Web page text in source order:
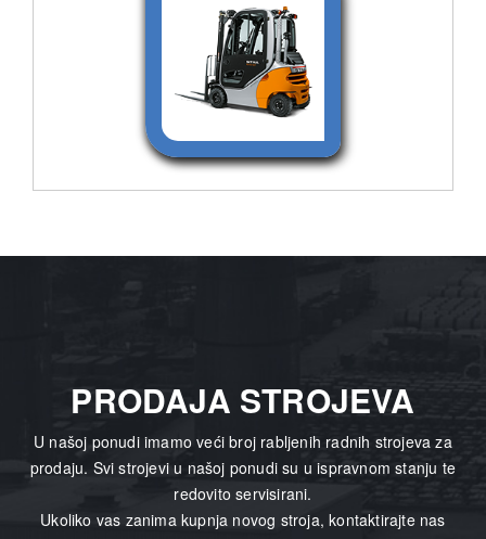
PRODAJA STROJEVA
U našoj ponudi imamo veći broj rabljenih radnih strojeva za
prodaju. Svi strojevi u našoj ponudi su u ispravnom stanju te
redovito servisirani.
Ukoliko vas zanima kupnja novog stroja, kontaktirajte nas